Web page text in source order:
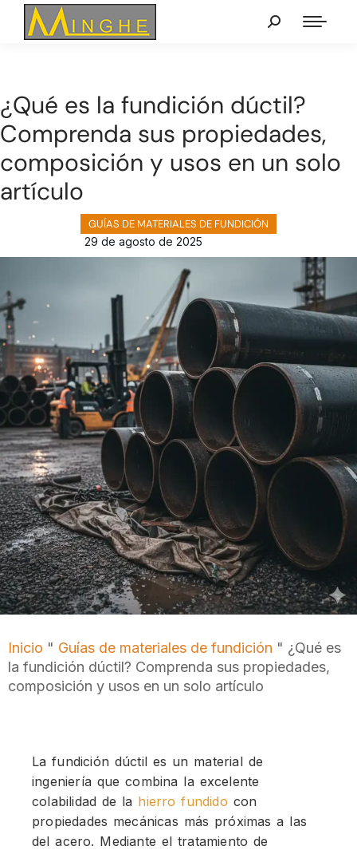
¿Qué es la fundición dúctil?
Comprenda sus propiedades,
composición y usos en un solo
artículo
29 de agosto de 2025
GUÍAS DE MATERIALES DE FUNDICIÓN
Inicio " Guías de materiales de fundición " ¿Qué es
la fundición dúctil? Comprenda sus propiedades,
composición y usos en un solo artículo
La fundición dúctil es un material de
ingeniería que combina la excelente
colabilidad de la hierro fundido con
propiedades mecánicas más próximas a las
del acero. Mediante el tratamiento de